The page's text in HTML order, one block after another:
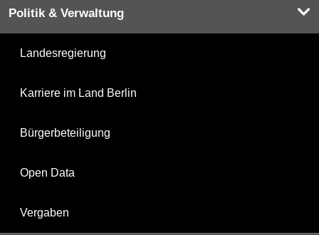
Politik & Verwaltung
Landesregierung
Karriere im Land Berlin
Bürgerbeteiligung
Open Data
Vergaben